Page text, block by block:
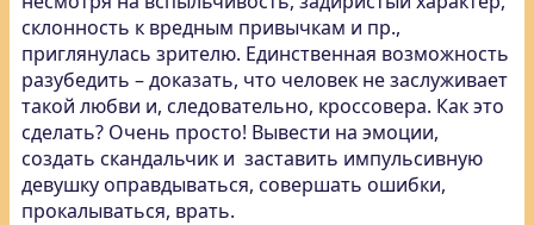
склонность к вредным привычкам и пр.,
приглянулась зрителю. Единственная возможность
разубедить – доказать, что человек не заслуживает
такой любви и, следовательно, кроссовера. Как это
сделать? Очень просто! Вывести на эмоции,
создать скандальчик и заставить импульсивную
девушку оправдываться, совершать ошибки,
прокалываться, врать.